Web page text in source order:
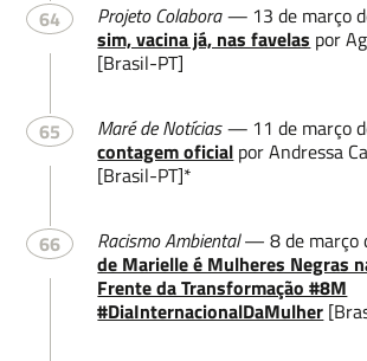
64 Projeto Colabora — 13 de março
sim, vacina já, nas favelas por
[Brasil-PT]
65 Maré de Notícias — 11 de março
contagem oficial por Andressa
[Brasil-PT]*
66 Racismo Ambiental— 8 de março
de Marielle é Mulheres Negras
Frente da Transformação #8M
#DiaInternacionalDaMulher